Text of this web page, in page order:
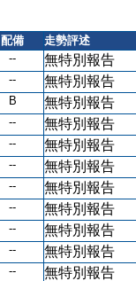
配備
走勢評述
-- 無特別報告
-- 無特別報告
B 無特別報告
-- 無特別報告
-- 無特別報告
-- 無特別報告
-- 無特別報告
-- 無特別報告
-- 無特別報告
-- 無特別報告
-- 無特別報告